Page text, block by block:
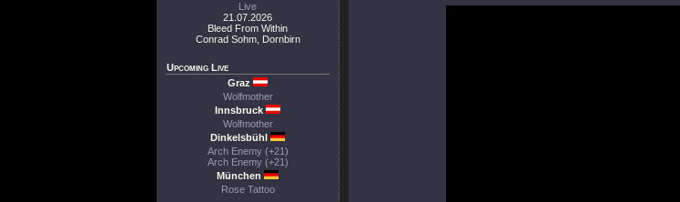
Live
21.07.2026
Bleed From Within
Conrad Sohm, Dornbirn
Upcoming Live
Graz
Wolfmother
Innsbruck
Wolfmother
Dinkelsbühl
Arch Enemy (+21)
Arch Enemy (+21)
München
Rose Tattoo